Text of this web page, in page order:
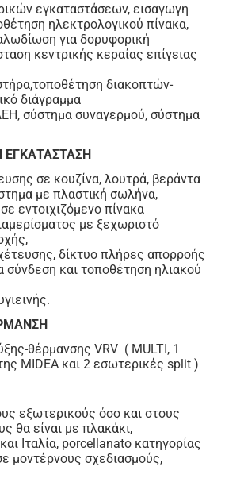
εγκαταστάσεων, εισαγωγη
ηλεκτρολογικού πίνακα,
για δορυφορική
κεντρικής κεραίας επίγειας
διακοπτών-
διάγραμμα
σύστημα συναγερμού, σύστημα
ΕΓΚΑΤΑΣΤΑΣΗ
σε κουζίνα, λουτρά, βεράντα
με πλαστική σωλήνα,
εντοιχιζόμενο πίνακα
με ξεχωριστό
δίκτυο πλήρες απορροής
σύνδεση και τοποθέτηση ηλιακού
θέρμανσης VRV ( MULTI, 1
MIDEA και 2 εσωτερικές split )
εξωτερικούς όσο και στους
θα είναι με πλακάκι,
Ιταλία, porcellanato κατηγορίας
μοντέρνους σχεδιασμούς,